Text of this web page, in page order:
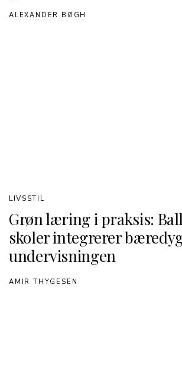
ALEXANDER BØGH
Grøn læring i praksis:
skoler integrerer
undervisningen
LIVSSTIL
AMIR THYGESEN